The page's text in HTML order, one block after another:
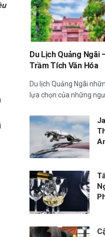
Du Lịch Quảng Ngãi
Trầm Tích Văn Hóa
Du lịch Quảng Ngãi
lựa chọn của những